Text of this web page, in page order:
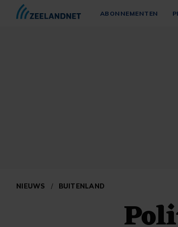
ABONNEMENTEN
NIEUWS / BUITENLAND